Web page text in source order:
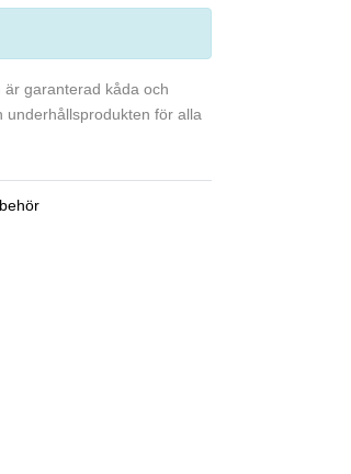
garanterad kåda och
för alla